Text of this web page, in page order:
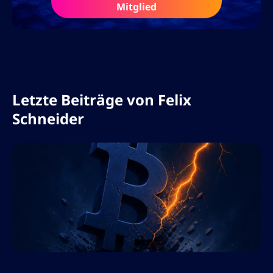
und interaktive Webinare. Mit seiner
Leidenschaft für Finanzbildung und
Mitglied
Letzte Beiträge von Felix
Schneider